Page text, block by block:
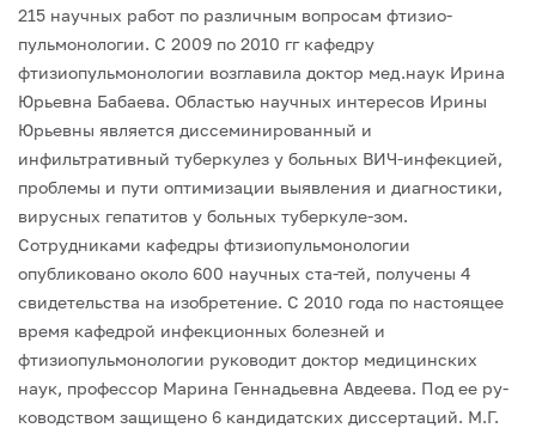
215 научных работ по различным вопросам фтизио-
пульмонологии. С 2009 по 2010 гг кафедру
фтизиопульмонологии возглавила доктор мед.наук Ирина
Юрьевна Бабаева. Областью научных интересов Ирины
Юрьевны является диссеминированный и
инфильтративный туберкулез у больных ВИЧ-инфекцией,
проблемы и пути оптимизации выявления и диагностики,
вирусных гепатитов у больных туберкуле-зом.
Сотрудниками кафедры фтизиопульмонологии
опубликовано около 600 научных ста-тей, получены 4
свидетельства на изобретение. С 2010 года по настоящее
время кафедрой инфекционных болезней и
фтизиопульмонологии руководит доктор медицинских
наук, профессор Марина Геннадьевна Авдеева. Под ее ру-
ководством защищено 6 кандидатских диссертаций. М.Г.